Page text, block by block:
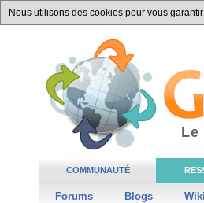
Nous utilisons des cookies pour vous
COMMUNAUTÉ
Forums Blogs Wiki
Le